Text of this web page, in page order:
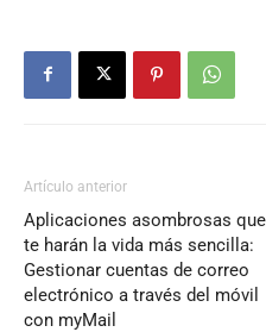
Artículo anterior
Aplicaciones asombrosas que
te harán la vida más sencilla:
Gestionar cuentas de correo
electrónico a través del móvil
con myMail